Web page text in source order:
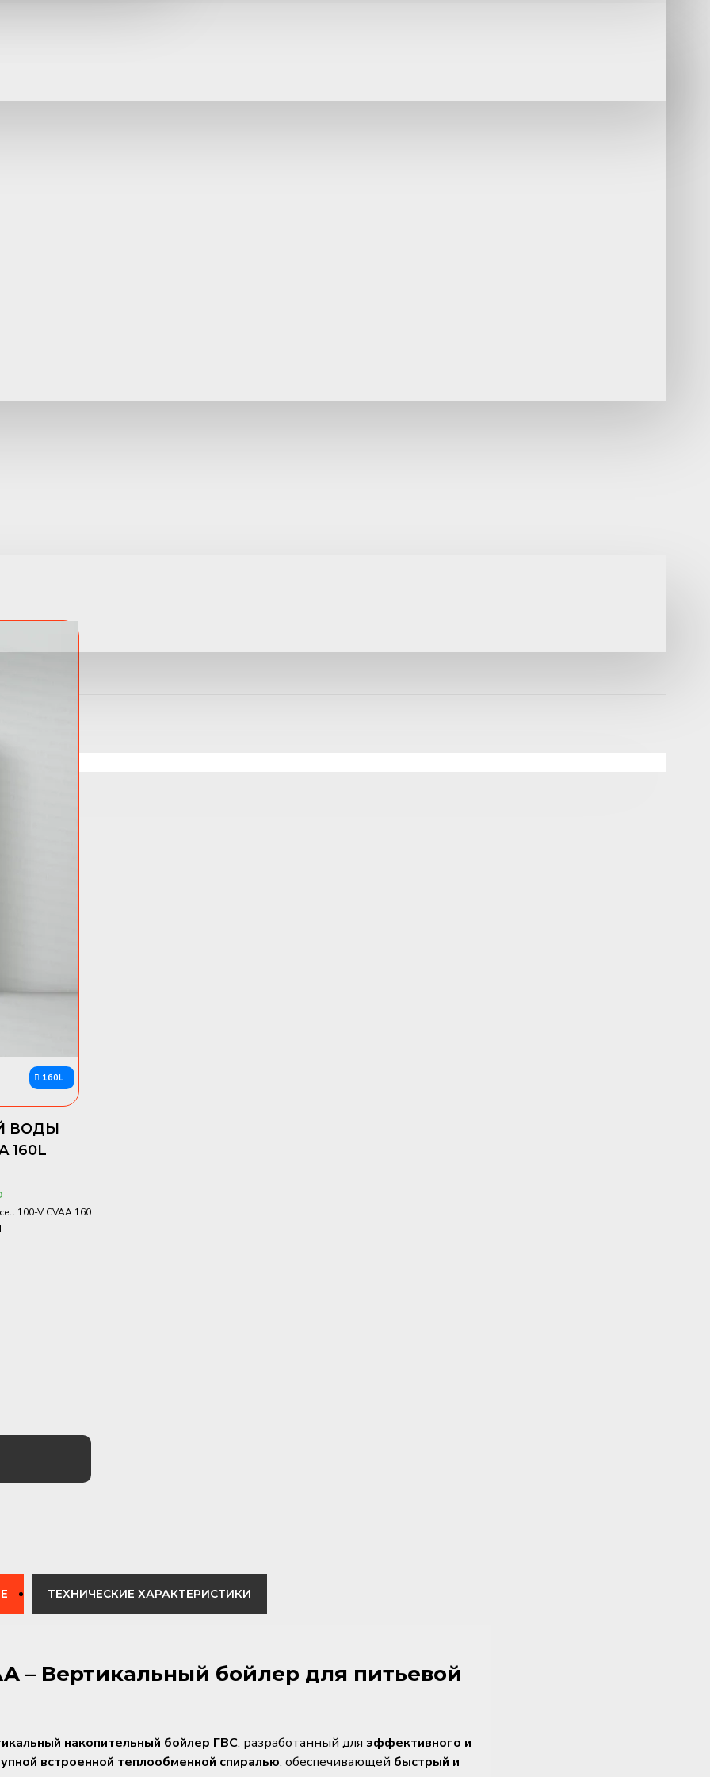
160L
ВОДЫ
160L
100-V CVAA 160
ТЕХНИЧЕСКИЕ ХАРАКТЕРИСТИКИ
– Вертикальный бойлер для питьевой
накопительный бойлер ГВС, разработанный для эффективного и
встроенной теплообменной спиралью, обеспечивающей быстрый и